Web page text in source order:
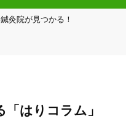
個室完備
灸院が見つかる！
はりコラム」